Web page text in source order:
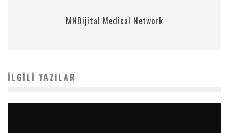
MNDijital Medical Network
İLGILI YAZILAR